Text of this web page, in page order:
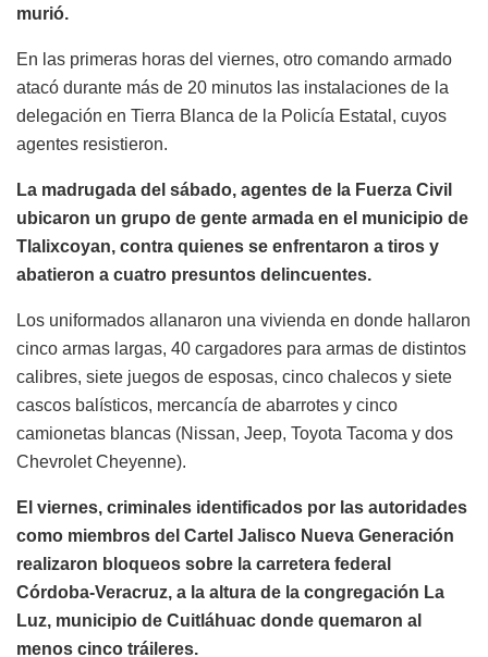
murió.
En las primeras horas del viernes, otro comando armado
atacó durante más de 20 minutos las instalaciones de la
delegación en Tierra Blanca de la Policía Estatal, cuyos
agentes resistieron.
La madrugada del sábado, agentes de la Fuerza Civil
ubicaron un grupo de gente armada en el municipio de
Tlalixcoyan, contra quienes se enfrentaron a tiros y
abatieron a cuatro presuntos delincuentes.
Los uniformados allanaron una vivienda en donde hallaron
cinco armas largas, 40 cargadores para armas de distintos
calibres, siete juegos de esposas, cinco chalecos y siete
cascos balísticos, mercancía de abarrotes y cinco
camionetas blancas (Nissan, Jeep, Toyota Tacoma y dos
Chevrolet Cheyenne).
El viernes, criminales identificados por las autoridades
como miembros del Cartel Jalisco Nueva Generación
realizaron bloqueos sobre la carretera federal
Córdoba-Veracruz, a la altura de la congregación La
Luz, municipio de Cuitláhuac donde quemaron al
menos cinco tráileres.